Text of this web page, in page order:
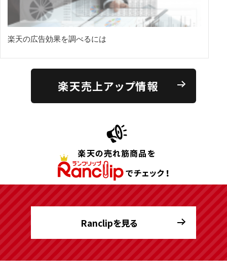
楽天の広告効果を調べるには
楽天売上アップ情報
Ranclipを見る